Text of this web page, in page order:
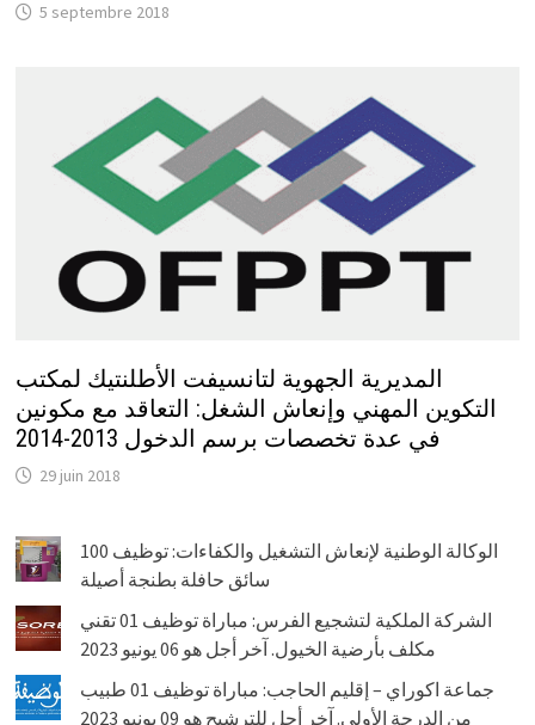
5 septembre 2018
المديرية الجهوية لتانسيفت الأطلنتيك لمكتب
التكوين المهني وإنعاش الشغل: التعاقد مع مكونين
في عدة تخصصات برسم الدخول 2013-2014
29 juin 2018
الوكالة الوطنية لإنعاش التشغيل والكفاءات: توظيف 100
سائق حافلة بطنجة أصيلة
الشركة الملكية لتشجيع الفرس: مباراة توظيف 01 تقني
مكلف بأرضية الخيول. آخر أجل هو 06 يونيو 2023
جماعة اكوراي – إقليم الحاجب: مباراة توظيف 01 طبيب
من الدرجة الأولى. آخر أجل للترشيح هو 09 يونيو 2023